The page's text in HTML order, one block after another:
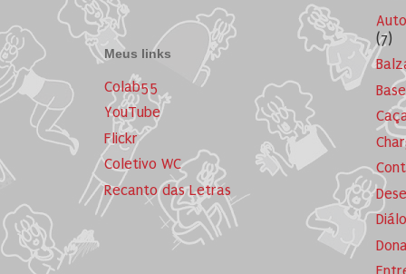
Meus links
Colab55
YouTube
Flickr
Coletivo WC
Recanto das Letras
(7)